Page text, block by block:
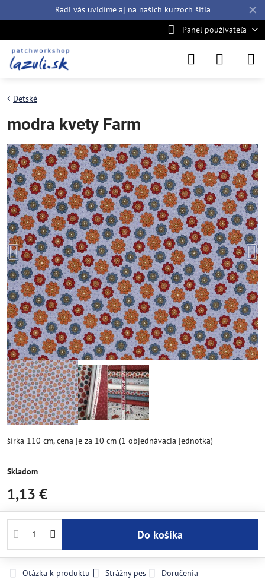
✕
Radi vás uvidíme aj na našich kurzoch šitia
Panel používateľa
Detské
modra kvety Farm
šírka 110 cm, cena je za 10 cm (1 objednávacia jednotka)
Skladom
1,13 €
Do košíka
Otázka k produktu Strážny pes
Doručenia